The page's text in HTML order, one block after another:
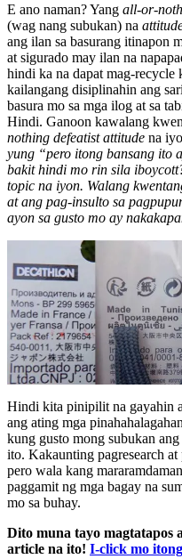
E ano naman? Yang all-or-
(wag nang subukan) na
ang ilan sa basurang itinapon
at sigurado may ilan na
hindi ka na dapat mag-
kailangang disiplinahin ang
basura mo sa mga ilog at sa
Hindi. Ganoon kawalang
nothing defeatist attitude na
yung “pero itong bansang ito
bakit hindi mo rin sila
topic na iyon. Walang
at ang pag-insulto sa
ayon sa gusto mo ay
Hindi kita pinipilit na gayahin
ang ating mga
kung gusto mong subukan
ito. Kakaunting pagresearch
pero wala kang
paggamit ng mga bagay na
mo sa buhay.
Dito muna tayo magtatapos
article na ito! I-click mo